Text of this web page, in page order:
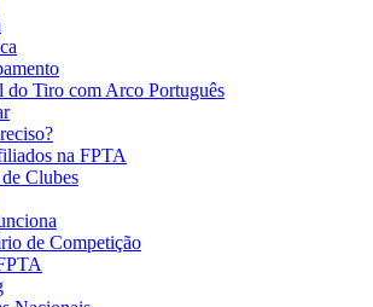
do Tiro com Arco Português
na FPTA
Clubes
de Competição